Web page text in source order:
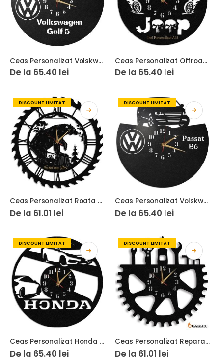
Ceas Personalizat Volskwagen Golf 5
De la 65.40 lei
Ceas Personalizat Offroad Jeep 4×4
De la 65.40 lei
DISCOUNT LIMITAT
Ceas Personalizat Roata Vanatoare de Ursi
De la 61.01 lei
DISCOUNT LIMITAT
Ceas Personalizat Volskwagen Passat B6
De la 65.40 lei
DISCOUNT LIMITAT
Ceas Personalizat Honda 01
De la 65.40 lei
DISCOUNT LIMITAT
Ceas Personalizat Reparatii Biciclete 01
De la 61.01 lei